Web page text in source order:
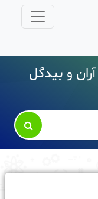
و بیدگل
